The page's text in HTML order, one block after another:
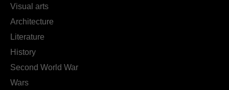
Visual arts
Architecture
Literature
History
Second World War
Wars